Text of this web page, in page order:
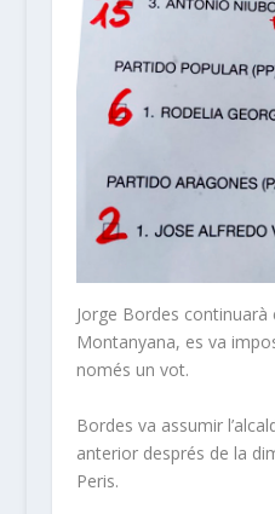
Jorge Bordes
Montanyana, es va
només un vot.
Bordes va assumir
anterior després de la
Peris.